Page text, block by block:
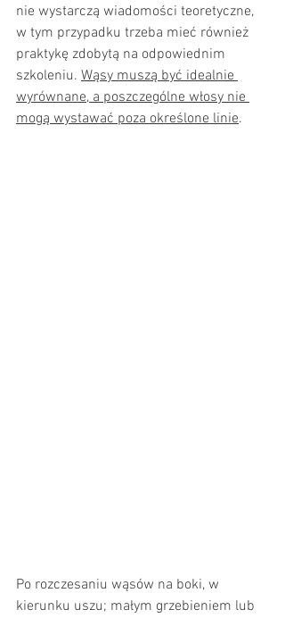
nie wystarczą wiadomości teoretyczne,
w tym przypadku trzeba mieć również
praktykę zdobytą na odpowiednim
szkoleniu. Wąsy muszą być idealnie
wyrównane, a poszczególne włosy nie
mogą wystawać poza określone linie.
Po rozczesaniu wąsów na boki, w
kierunku uszu; małym grzebieniem lub